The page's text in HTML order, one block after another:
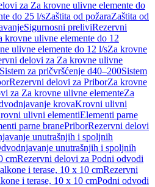
za Za krovne ulivne elemente do
do 25 l/sZaštita od požaraZaštita od
Sigurnosni preliviRezervni
krovne ulivne elemente do 12
ulivne elemente do 12 l/sZa krovne
delovi za Za krovne ulivne
Sistem za pričvršćenje d40–200Sistem
Rezervni delovi za PriborZa krovne
za Za krovne ulivne elementeZa
krovaKrovni ulivni
ulivni elementiElementi parne
parne branePriborRezervni delovi
unutrašnjih i spoljnih
unutrašnjih i spoljnih
cmRezervni delovi za Podni odvodi
i terase, 10 x 10 cmRezervni
i terase, 10 x 10 cmPodni odvodi